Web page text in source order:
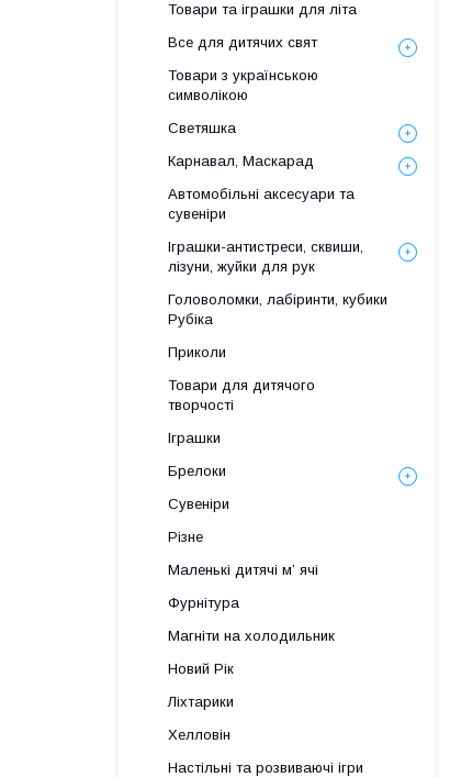
Товари та іграшки для літа
Все для дитячих свят
Товари з українською
символікою
Светяшка
Карнавал, Маскарад
Автомобільні аксесуари та
сувеніри
Іграшки-антистреси, сквиши,
лізуни, жуйки для рук
Головоломки, лабіринти, кубики
Рубіка
Приколи
Товари для дитячого
творчості
Іграшки
Брелоки
Сувеніри
Різне
Маленькі дитячі м’ ячі
Фурнітура
Магніти на холодильник
Новий Рік
Ліхтарики
Хелловін
Настільні та розвиваючі ігри